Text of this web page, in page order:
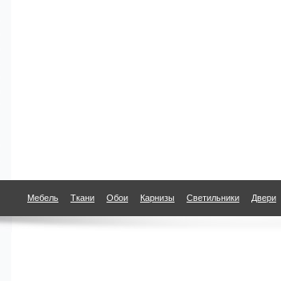
Мебель Ткани Обои Карнизы Светильники Двери